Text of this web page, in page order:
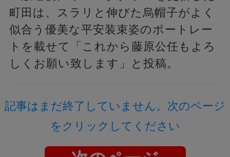
町田は、スラリと伸びた烏帽子がよく
似合う優美な平安装束姿のポートレー
トを載せて「これから藤原公任もよろ
しくお願い致します」と投稿。
記事はまだ終了していません。次のページ
をクリックしてください